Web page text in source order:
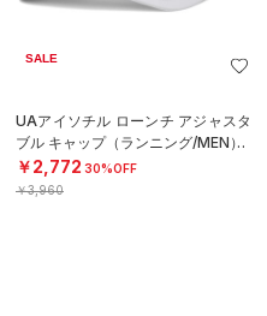
SALE
UAアイソチル ローンチ アジャスタ
ブル キャップ（ランニング/MEN）
￥2,772 30%OFF
￥3,960